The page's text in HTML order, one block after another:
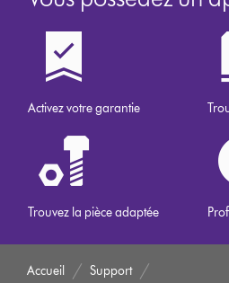
Activez votre garantie
Trouvez la pièce adaptée
Accueil Support